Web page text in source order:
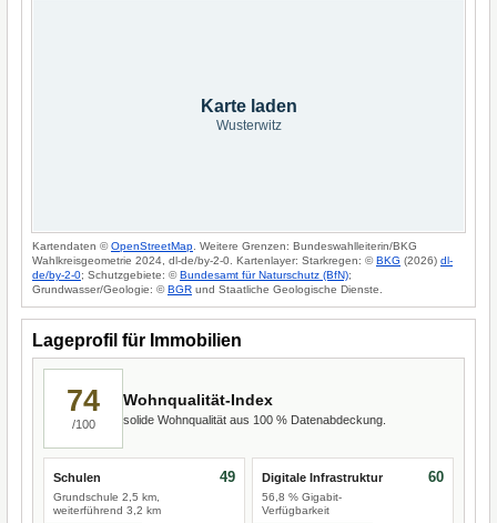
Karte laden
Wusterwitz
Kartendaten ©OpenStreetMap . Weitere Grenzen: Bundeswahlleiterin/BKG
Wahlkreisgeometrie 2024, dl-de/by-2-0. Kartenlayer: Starkregen: ©BKG (2026) dl-
de/by-2-0; Schutzgebiete: ©Bundesamt für Naturschutz (BfN);
Grundwasser/Geologie: ©BGR und Staatliche Geologische Dienste.
Lageprofil für Immobilien
74
/100
Wohnqualität-Index
solide Wohnqualität aus 100 % Datenabdeckung.
Schulen
Grundschule 2,5 km,
weiterführend 3,2 km
49 Digitale Infrastruktur
56,8 % Gigabit-
Verfügbarkeit
60